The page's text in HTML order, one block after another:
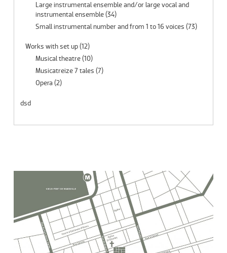
Large instrumental ensemble and/or large vocal and
instrumental ensemble(34)
Small instrumental number and from 1 to 16 voices (73)
Works with set up(12)
Musical theatre(10)
Musicatreize 7 tales (7)
Opera (2)
dsd